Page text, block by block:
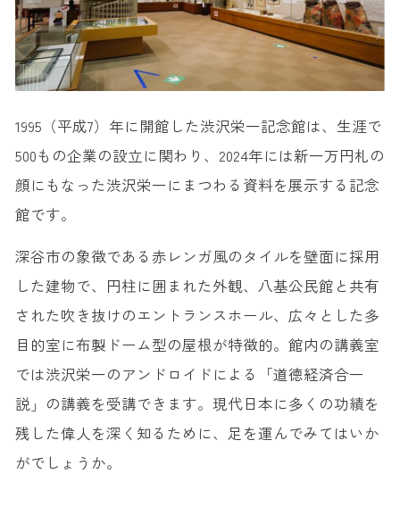
1995（平成7）年に開館した渋沢栄一記念館は、生涯で
500もの企業の設立に関わり、2024年には新一万円札の
顔にもなった渋沢栄一にまつわる資料を展示する記念
館です。
深谷市の象徴である赤レンガ風のタイルを壁面に採用
した建物で、円柱に囲まれた外観、八基公民館と共有
された吹き抜けのエントランスホール、広々とした多
目的室に布製ドーム型の屋根が特徴的。館内の講義室
では渋沢栄一のアンドロイドによる「道徳経済合一
説」の講義を受講できます。現代日本に多くの功績を
残した偉人を深く知るために、足を運んでみてはいか
がでしょうか。